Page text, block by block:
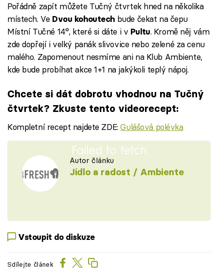
Pořádně zapít můžete Tučný čtvrtek hned na několika
místech. Ve Dvou kohoutech bude čekat na čepu
Místní Tučné 14°, které si dáte i v Pultu. Kromě něj vám
zde dopřejí i velký panák slivovice nebo zelené za cenu
malého. Zapomenout nesmíme ani na Klub Ambiente,
kde bude probíhat akce 1+1 na jakýkoli teplý nápoj.
Chcete si dát dobrotu vhodnou na Tučný
čtvrtek? Zkuste tento videorecept:
Kompletní recept najdete ZDE:Gulášová polévka
Failed to fetch
Autor článku
Jídlo a radost / Ambiente
Vstoupit do diskuze
Sdílejte článek